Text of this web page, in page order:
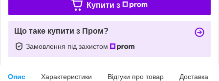
Купити з
Що таке купити з Пром?
Замовлення під захистом
Опис Характеристики Відгуки про товар Доставка